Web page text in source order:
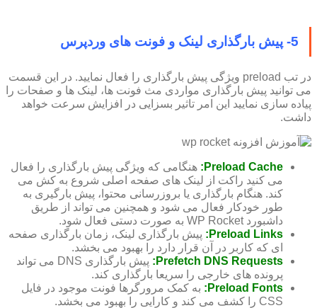
5- پیش بارگذاری لینک و فونت های وردپرس
در تب preload ویژگی پیش بارگذاری را فعال نمایید. در این قسمت
می توانید پیش بارگذاری مواردی مث فونت ها، لینک ها و صفحات را
پیاده سازی نمایید این امر تاثیر بسزایی در افزایش سرعت خواهد
داشت.
Preload Cache:
هنگامی که ویژگی پیش بارگذاری را فعال
می کنید راکت از لینک های صفحه اصلی شروع به کش می
کند. هنگام بارگذاری یا بروزرسانی محتوا، پیش بارگیری به
طور خودکار فعال می شود و همچنین می تواند از طریق
داشبورد WP Rocket به صورت دستی فعال شود.
Preload Links:
پیش بارگذاری لینک، زمان بارگذاری صفحه
ای که کاربر در آن قرار دارد را بهبود می بخشد.
Prefetch DNS Requests:
پیش بارگذاری DNS می تواند
پرونده های خارجی را سریعا بارگذاری کند.
Preload Fonts:
به کمک مرورگرها فونت موجود در فایل
CSS را کشف می کند و کارایی را بهبود می بخشد.